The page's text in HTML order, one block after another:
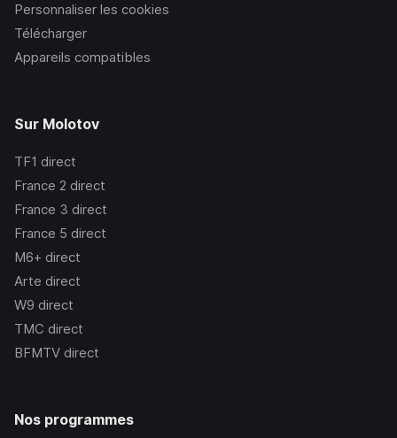
Personnaliser les cookies
Télécharger
Appareils compatibles
Sur Molotov
TF1 direct
France 2 direct
France 3 direct
France 5 direct
M6+ direct
Arte direct
W9 direct
TMC direct
BFMTV direct
Nos programmes